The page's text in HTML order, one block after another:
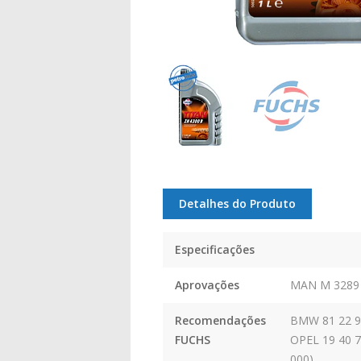
Detalhes do Produto
Especificações
Aprovações MAN M 3289
Recomendações
FUCHS
BMW 81 22
OPEL 19 40